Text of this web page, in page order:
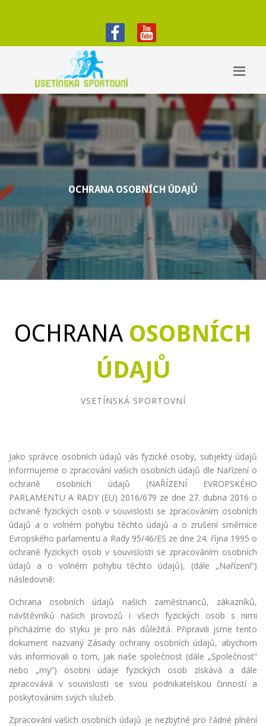
OCHRANA OSOBNÍCH ÚDAJŮ
OCHRANAOSOBNÍCH
ÚDAJŮ
VSETÍNSKÁ SPORTOVNÍ
Jako správce osobních údajů vás fyzické osoby, subjekty údajů
informujeme o zpracování vašich osobních údajů dle Nařízení o
ochraně osobních údajů (NAŘÍZENÍ EVROPSKÉHO
PARLAMENTU A RADY (EU) 2016/679 ze dne 27. dubna 2016 o
ochraně fyzických osob v souvislosti se zpracováním osobních
údajů a o volném pohybu těchto údajů a o zrušení směrnice
Evropského parlamentu a Rady 95/46/ES ze dne 24. října 1995 o
ochraně fyzických osob v souvislosti se zpracováním osobních
údajů a o volném pohybu těchto údajů), (dále „Nařízení“)
následovně:
Ochrana osobních údajů našich zaměstnanců, zákazníků,
návštěvníků našich provozů i všech fyzických osob s nimi
přicházíme do styku je pro nás důležitá. Připravili jsme tento
dokument nazvaný Zásady ochrany osobních údajů, abychom
vás informovali o tom, jak naše společnost (dále „Společnost“
nebo „my“) osobní údaje fyzických osob získává a dále
zpracovává v souvislosti se svou podnikatelskou činností a
poskytováním svých služeb.
Zpracování vašich osobních údajů je nezbytné pro řádné plnění